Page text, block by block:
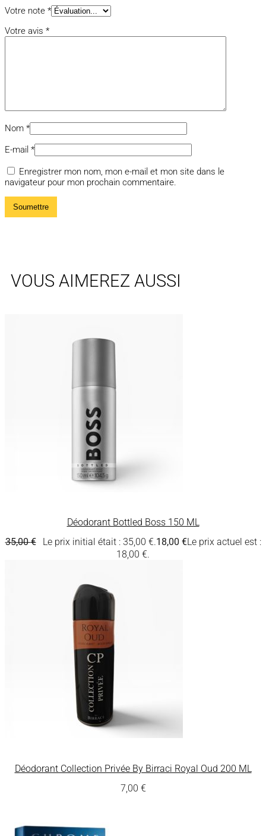
Votre note *
Votre avis *
Nom *
E-mail *
Enregistrer mon nom, mon e-mail et mon site dans le
navigateur pour mon prochain commentaire.
VOUS AIMEREZ AUSSI
Déodorant Bottled Boss 150 ML
35,00€ Le prix initial était : 35,00 €.18,00 €Le prix actuel est :
18,00 €.
Déodorant Collection Privée By Birraci Royal Oud 200 ML
7,00 €